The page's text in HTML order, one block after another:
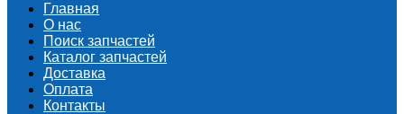
Главная
О нас
Поиск запчастeй
Каталог запчастей
Доставка
Оплата
Контакты